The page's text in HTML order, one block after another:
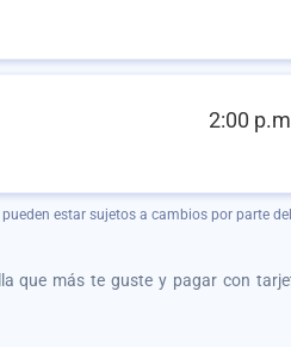
2:00
estar sujetos a cambios por parte
que más te guste y pagar con